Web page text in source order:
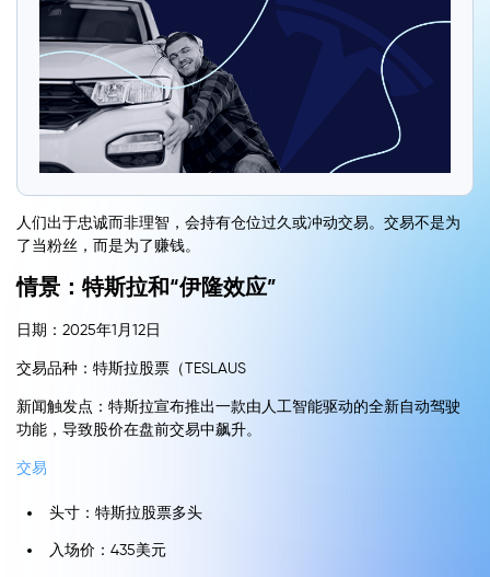
人们出于忠诚而非理智，会持有仓位过久或冲动交易。交易不是为
了当粉丝，而是为了赚钱。
情景：特斯拉和“伊隆效应”
日期：2025年1月12日
交易品种：特斯拉股票（TESLAUS
新闻触发点：特斯拉宣布推出一款由人工智能驱动的全新自动驾驶
功能，导致股价在盘前交易中飙升。
交易
头寸：特斯拉股票多头
入场价：435美元